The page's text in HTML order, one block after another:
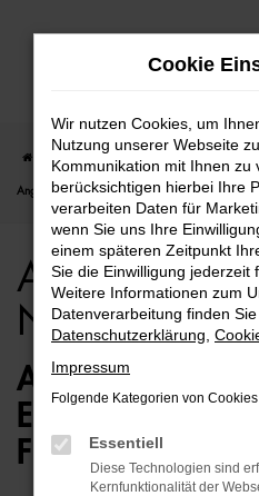
Zum
Startseite Rostock Audi
Angebote
Audi A7 für
Neuwagen
AUDI A7
ERSTKLASSIGE
FÜR ROSTOCK
Cookie
Wir nutzen Cookies, um
Nutzung unserer Webseite
Kommunikation mit Ihnen zu
berücksichtigen hierbei Ihre
verarbeiten Daten für
wenn Sie uns Ihre
einem späteren Zeitpunkt
Sie die Einwilligung jederzeit
Weitere Informationen zum
Datenverarbeitung finden
Datenschutzerklärung
Impressum
Folgende Kategorien von
Essentiell
Diese Technologien sind
Kernfunktionalität der